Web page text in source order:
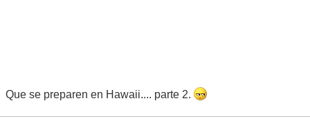
Que se preparen en Hawaii.... parte 2.